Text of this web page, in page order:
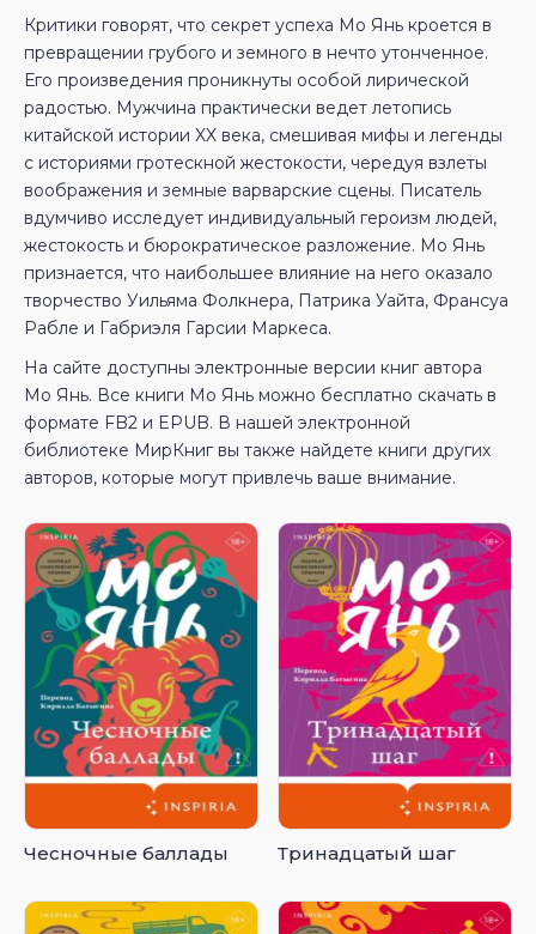
Критики говорят, что секрет успеха Мо Янь кроется в
превращении грубого и земного в нечто утонченное.
Его произведения проникнуты особой лирической
радостью. Мужчина практически ведет летопись
китайской истории XX века, смешивая мифы и легенды
с историями гротескной жестокости, чередуя взлеты
воображения и земные варварские сцены. Писатель
вдумчиво исследует индивидуальный героизм людей,
жестокость и бюрократическое разложение. Мо Янь
признается, что наибольшее влияние на него оказало
творчество Уильяма Фолкнера, Патрика Уайта, Франсуа
Рабле и Габриэля Гарсии Маркеса.
На сайте доступны электронные версии книг автора
Мо Янь. Все книги Мо Янь можно бесплатно скачать в
формате FB2 и EPUB. В нашей электронной
библиотеке МирКниг вы также найдете книги других
авторов, которые могут привлечь ваше внимание.
Чесночные баллады Тринадцатый шаг